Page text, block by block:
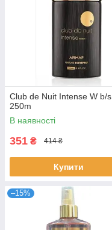
Club de Nuit Intense W b/s
250m
В наявності
351 ₴ 414 ₴
Купити
–15%